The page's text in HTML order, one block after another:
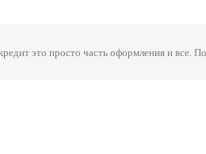
это просто часть оформления и все.